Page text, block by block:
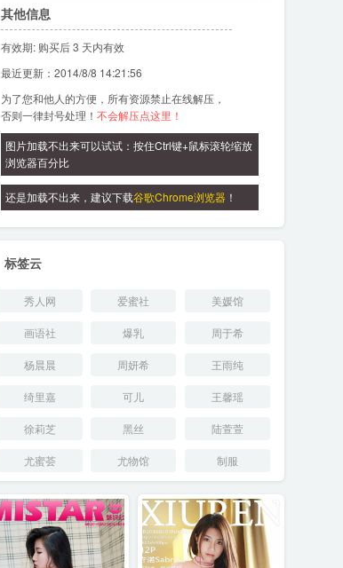
其他信息
有效期: 购买后 3 天内有效
最近更新：2014/8/8 14:21:56
为了您和他人的方便，所有资源禁止在线解压，
否则一律封号处理！ 不会解压点这里！
图片加载不出来可以试试：按住Ctrl键+鼠标滚轮缩放
浏览器百分比
还是加载不出来，建议下载谷歌Chrome浏览器 ！
标签云
秀人网 爱蜜社 美媛馆
画语社 爆乳 周于希
杨晨晨 周妍希 王雨纯
绮里嘉 可儿 王馨瑶
徐莉芝 黑丝 陆萱萱
尤蜜荟 尤物馆 制服